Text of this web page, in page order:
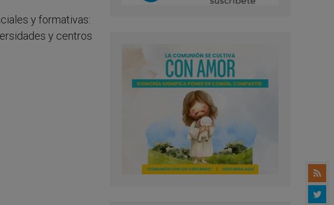
y formativas:
y centros